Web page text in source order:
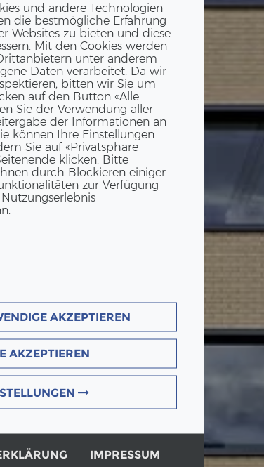
und andere Technologien
die bestmögliche Erfahrung
Websites zu bieten und diese
Mit den Cookies werden
unter anderem
Daten verarbeitet. Da wir
bitten wir Sie um
auf den Button «Alle
Sie der Verwendung aller
der Informationen an
können Ihre Einstellungen
Sie auf «Privatsphäre-
klicken. Bitte
durch Blockieren einiger
zur Verfügung
AKZEPTIEREN
AKZEPTIEREN
IMPRESSUM